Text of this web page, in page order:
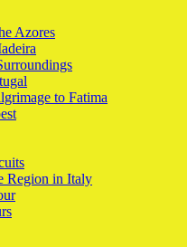
Azores
to Fatima
Region in Italy